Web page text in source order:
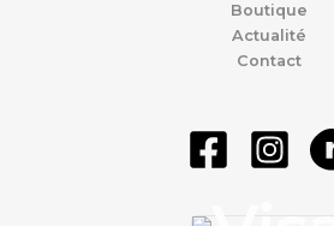
Boutique
Actualité
Contact